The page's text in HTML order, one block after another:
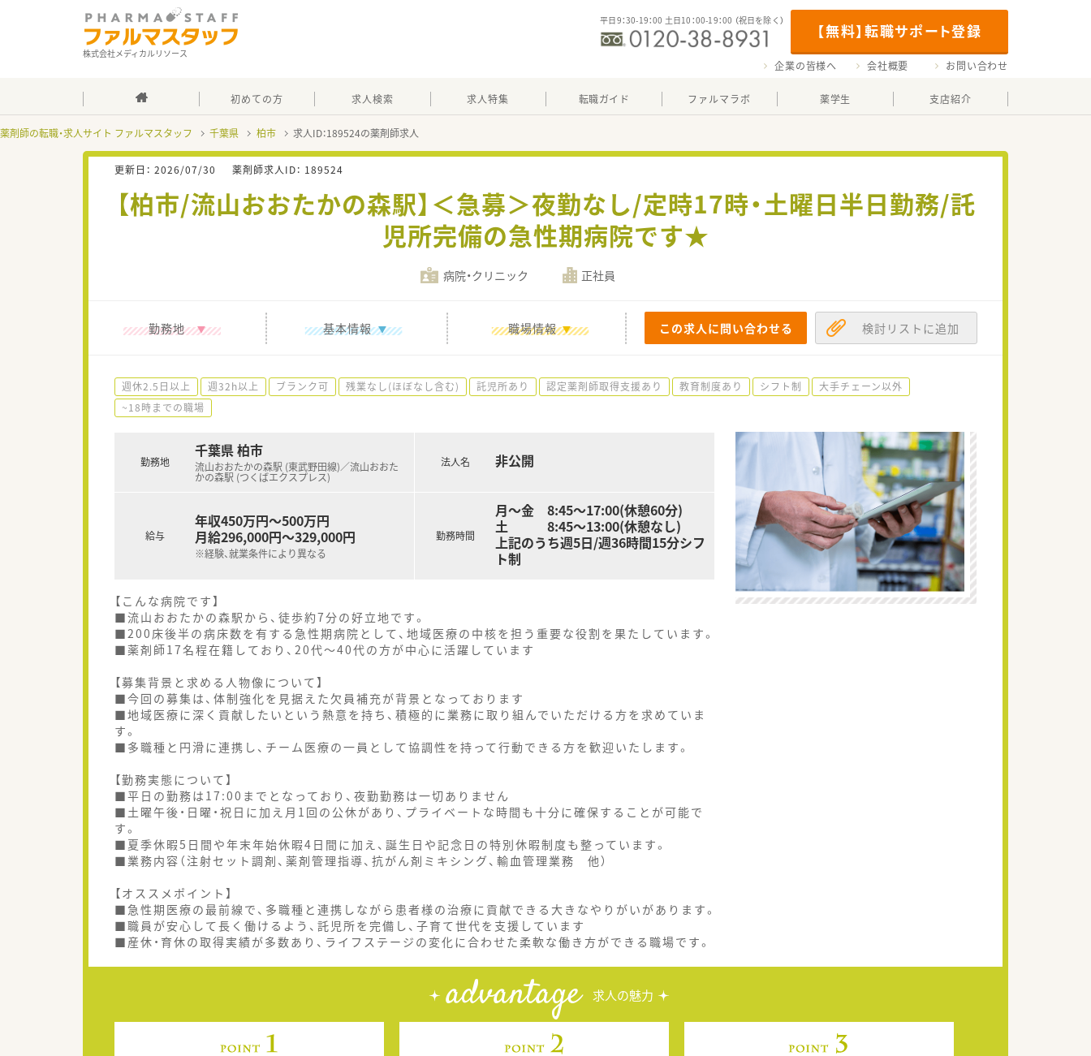
株式会社メディカルリソース
【無料】転職サポート登録
平日9：30-19：00 土日10：00-19：00 （祝日を除く）
企業の皆様へ 会社概要 お問い合わせ
初めての方 求人検索 求人特集 転職ガイド ファルマラボ 薬学生 支店紹介
薬剤師の転職・求人サイト ファルマスタッフ 千葉県 柏市 求人ID：189524の薬剤師求人
更新日： 2026/07/30 薬剤師求人ID： 189524
【柏市/流山おおたかの森駅】＜急募＞夜勤なし/定時17時・土曜日半日勤務/託
児所完備の急性期病院です★
病院・クリニック 正社員
勤務地 基本情報 職場情報 この求人に問い合わせる 検討リストに追加
週休2.5日以上 週32h以上 ブランク可 残業なし(ほぼなし含む) 託児所あり 認定薬剤師取得支援あり 教育制度あり シフト制
大手チェーン以外
~18時までの職場
勤務地
千葉県 柏市
流山おおたかの森駅 (東武野田線)／流山おおた
かの森駅 (つくばエクスプレス)
給与
年収450万円～500万円
月給296,000円～329,000円
※経験、就業条件により異なる
法人名 非公開
勤務時間
月～金 8:45～17:00(休憩60分)
土 8:45～13:00(休憩なし)
上記のうち週5日/週36時間15分シフ
ト制
【こんな病院です】
■流山おおたかの森駅から、徒歩約7分の好立地です。
■200床後半の病床数を有する急性期病院として、地域医療の中核を担う重要な役割を果たしています。
■薬剤師17名程在籍しており、20代～40代の方が中心に活躍しています
【募集背景と求める人物像について】
■今回の募集は、体制強化を見据えた欠員補充が背景となっております
■地域医療に深く貢献したいという熱意を持ち、積極的に業務に取り組んでいただける方を求めていま
す。
■多職種と円滑に連携し、チーム医療の一員として協調性を持って行動できる方を歓迎いたします。
【勤務実態について】
■平日の勤務は17:00までとなっており、夜勤勤務は一切ありません
■土曜午後・日曜・祝日に加え月1回の公休があり、プライベートな時間も十分に確保することが可能で
す。
■夏季休暇5日間や年末年始休暇4日間に加え、誕生日や記念日の特別休暇制度も整っています。
■業務内容（注射セット調剤、薬剤管理指導、抗がん剤ミキシング、輸血管理業務 他）
【オススメポイント】
■急性期医療の最前線で、多職種と連携しながら患者様の治療に貢献できる大きなやりがいがあります。
■職員が安心して長く働けるよう、託児所を完備し、子育て世代を支援しています
■産休・育休の取得実績が多数あり、ライフステージの変化に合わせた柔軟な働き方ができる職場です。
advantage 求人の魅力